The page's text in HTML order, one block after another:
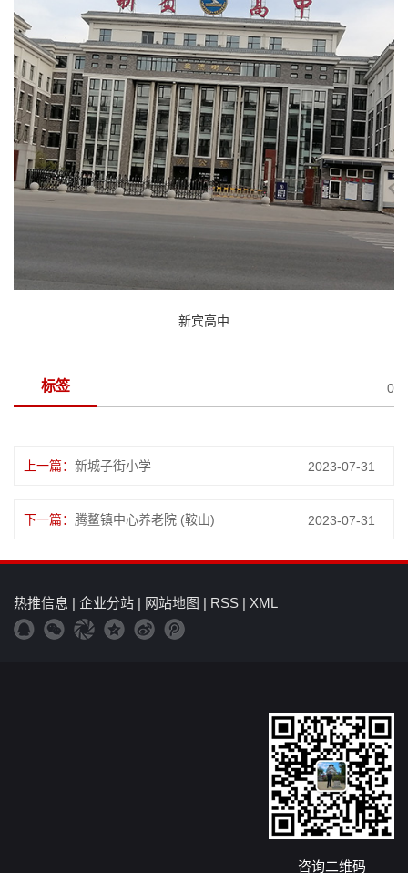
新宾高中
标签 0
上一篇： 新城子街小学 2023-07-31
下一篇： 腾鳌镇中心养老院 (鞍山) 2023-07-31
热推信息 | 企业分站 | 网站地图 | RSS | XML
咨询二维码